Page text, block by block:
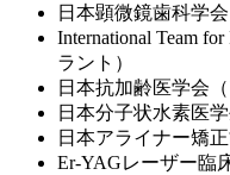
日本顕微鏡歯科学
International Team
ラント）
日本抗加齢医学会
日本分子状水素医
日本アライナー矯
Er-YAGレーザー臨